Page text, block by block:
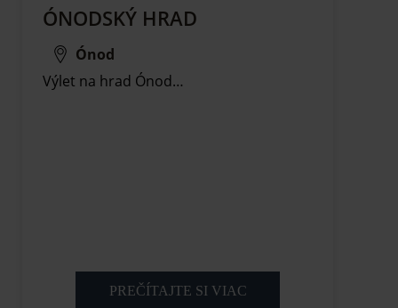
ÓNODSKÝ HRAD
Ónod
Výlet na hrad Ónod…
PREČÍTAJTE SI VIAC